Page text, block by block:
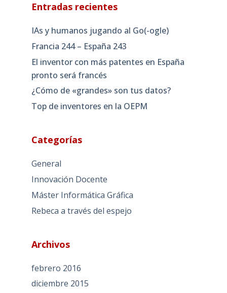
Entradas recientes
IAs y humanos jugando al Go(-ogle)
Francia 244 – España 243
El inventor con más patentes en España
pronto será francés
¿Cómo de «grandes» son tus datos?
Top de inventores en la OEPM
Categorías
General
Innovación Docente
Máster Informática Gráfica
Rebeca a través del espejo
Archivos
febrero 2016
diciembre 2015